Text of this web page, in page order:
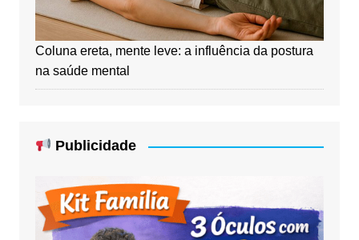
Coluna ereta, mente leve: a influência da postura
na saúde mental
Publicidade